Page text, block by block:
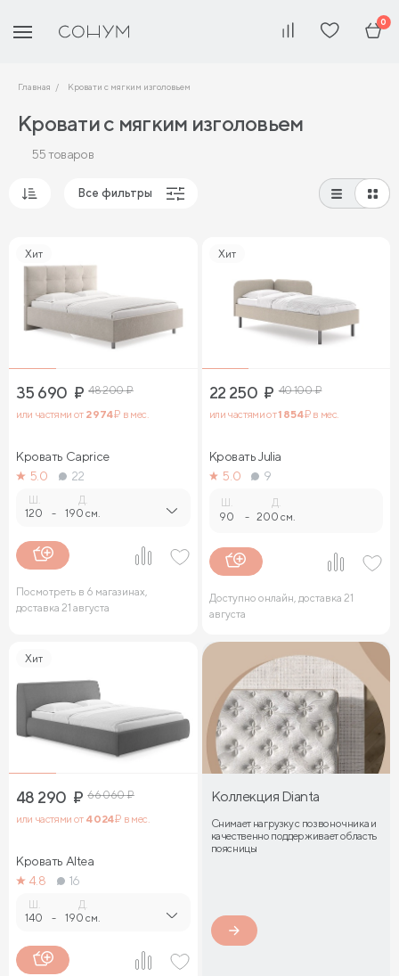
0
Главная Кровати с мягким изголовьем
Кровати с мягким изголовьем
55 товаров
Сначала дорогие
Все фильтры
Хит
35 690 ₽ 48 200₽
или частями от 2 974₽ в мес.
Кровать Caprice
5.0
22
Ш.
120 -
Д.
190 см.
Посмотреть в 6 магазинах,
доставка 21 августа
Хит
22 250 ₽ 40 100₽
или частями от1 854₽ в мес.
Кровать Julia
5.0
9
Ш.
90 -
Д.
200 см.
Доступно онлайн, доставка 21
августа
Хит
48 290 ₽ 66 060₽
или частями от 4 024₽ в мес.
Кровать Altea
4.8
16
140 -
Д.
190 см.
Коллекция Dianta
Снимает нагрузку с позвоночника и
качественно поддерживает область
поясницы